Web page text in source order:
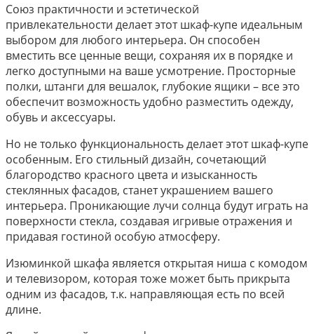
Союз практичности и эстетической
привлекательности делает этот шкаф-купе идеальным
выбором для любого интерьера. Он способен
вместить все ценные вещи, сохраняя их в порядке и
легко доступными на ваше усмотрение. Просторные
полки, штанги для вешалок, глубокие ящики – все это
обеспечит возможность удобно разместить одежду,
обувь и аксессуары.
Но не только функциональность делает этот шкаф-купе
особенным. Его стильный дизайн, сочетающий
благородство красного цвета и изысканность
стеклянных фасадов, станет украшением вашего
интерьера. Проникающие лучи солнца будут играть на
поверхности стекла, создавая игривые отражения и
придавая гостиной особую атмосферу.
Изюминкой шкафа является открытая ниша с комодом
и телевизором, которая тоже может быть прикрыта
одним из фасадов, т.к. направляющая есть по всей
длине.